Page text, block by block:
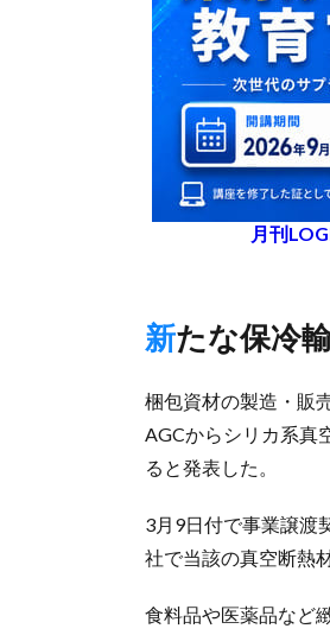
月刊
新たな保
梱包資材の製造・販
AGCからシリカ系真
ると発表した。
3月9日付で事業譲渡
社で当該の真空断熱
食料品や医薬品など